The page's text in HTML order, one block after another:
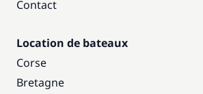
Contact
Location de bateaux
Corse
Bretagne